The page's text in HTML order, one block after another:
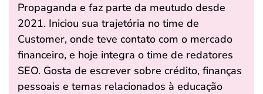
Propaganda e faz parte da meutudo desde
2021. Iniciou sua trajetória no time de
Customer, onde teve contato com o mercado
financeiro, e hoje integra o time de redatores
SEO. Gosta de escrever sobre crédito, finanças
pessoais e temas relacionados à educação